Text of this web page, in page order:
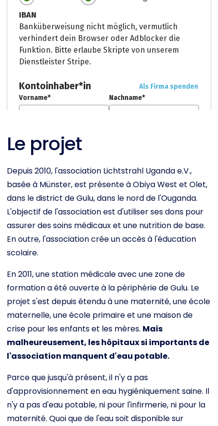
Le projet
Depuis 2010, l'association Lichtstrahl Uganda e.V.,
basée à Münster, est présente à Obiya West et Olet,
dans le district de Gulu, dans le nord de l'Ouganda.
L'objectif de l'association est d'utiliser ses dons pour
assurer des soins médicaux et une nutrition de base.
En outre, l'association crée un accès à l'éducation
scolaire.
En 2011, une station médicale avec une zone de
formation a été ouverte à la périphérie de Gulu. Le
projet s'est depuis étendu à une maternité, une école
maternelle, une école primaire et une maison de
crise pour les enfants et les mères. Mais
malheureusement, les hôpitaux si importants de
l'association manquent d'eau potable.
Parce que jusqu'à présent, il n'y a pas
d'approvisionnement en eau hygiéniquement saine. Il
n'y a pas d'eau potable, ni pour l'infirmerie, ni pour la
maternité. Quoi que de l'eau soit disponible sur